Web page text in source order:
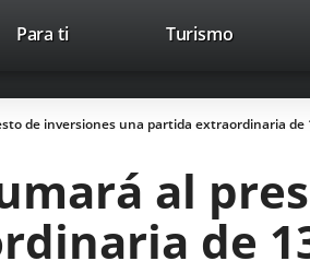
Trabaja
Para ti TurismoEste
abrirá
en
nueva.
de inversiones una partida extraordinaria de
al
de